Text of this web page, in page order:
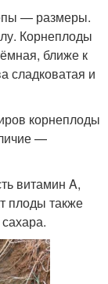
— размеры.
Корнеплоды
ближе к
сладковатая и
корнеплоды
—
витамин A,
плоды также